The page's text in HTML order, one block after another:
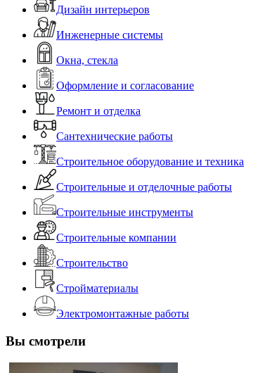
Дизайн интерьеров
Инженерные системы
Окна, стекла
Оформление и согласование
Ремонт и отделка
Сантехнические работы
Строительное оборудование и техника
Строительные и отделочные работы
Строительные инструменты
Строительные компании
Строительство
Стройматериалы
Электромонтажные работы
Вы смотрели